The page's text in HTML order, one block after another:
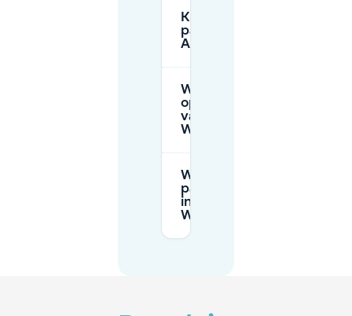
Kun je gratis
parkeren in
Amstelveen?
Wat zijn de
openingstijden
van
Westwijkplein?
Wat zijn de
parkeertarieven
in de buurt van
Westwijkplein?